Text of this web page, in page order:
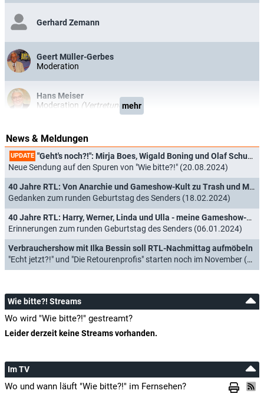
Gerhard Zemann
Geert Müller-Gerbes
Moderation
Hans Meiser
Moderation (Vertretung)mehr
News & Meldungen
UPDATE "Geht's noch?!": Mirja Boes, Wigald Boning und Olaf Schubert machen neue Sat.1-Verbrauchershow
Neue Sendung auf den Spuren von "Wie bitte?!" (20.08.2024)
40 Jahre RTL: Von Anarchie und Gameshow-Kult zu Trash und Monotonie
Gedanken zum runden Geburtstag des Senders (18.02.2024)
40 Jahre RTL: Harry, Werner, Linda und Ulla - meine Gameshow-Helden der 90er
Erinnerungen zum runden Geburtstag des Senders (06.01.2024)
Verbrauchershow mit Ilka Bessin soll RTL-Nachmittag aufmöbeln
"Echt jetzt?!" und "Die Retourenprofis" starten noch im November (20.10.2021)
Wie bitte?! Streams
Wo wird "Wie bitte?!" gestreamt?
Leider derzeit keine Streams vorhanden.
Im TV
Wo und wann läuft "Wie bitte?!" im Fernsehen?